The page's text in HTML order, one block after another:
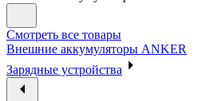
Смотреть все товары
Внешние аккумуляторы ANKER
Зарядные устройства